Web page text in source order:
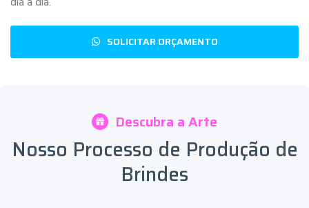
SOLICITAR ORÇAMENTO
Descubra a Arte
Nosso Processo de Produção de
Brindes